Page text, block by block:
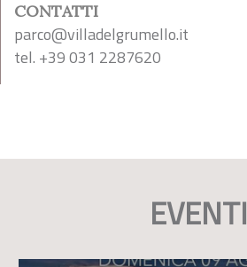
CONTATTI
parco@villadelgrumello.it
tel. +39 031 2287620
EVENTI